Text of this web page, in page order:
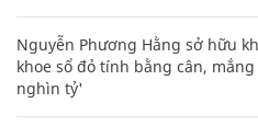
Nguyễn Phương Hằng sở hữu
khoe sổ đỏ tính bằng cân,
nghìn tỷ'